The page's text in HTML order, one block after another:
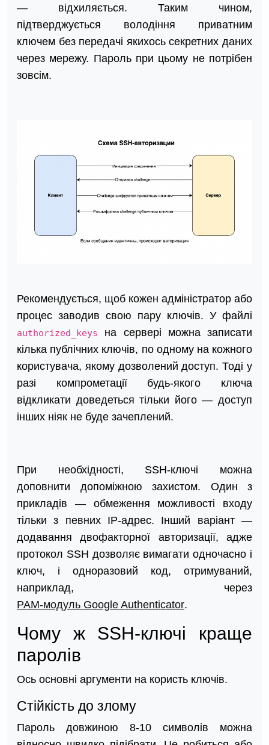
— відхиляється. Таким чином,
підтверджується володіння приватним
ключем без передачі якихось секретних даних
через мережу. Пароль при цьому не потрібен
зовсім.
Рекомендується, щоб кожен адміністратор або
процес заводив свою пару ключів. У файлі
authorized_keys
на сервері можна записати
кілька публічних ключів, по одному на кожного
користувача, якому дозволений доступ. Тоді у
разі компрометації будь-якого ключа
відкликати доведеться тільки його — доступ
інших ніяк не буде зачеплений.
При необхідності, SSH-ключі можна
доповнити допоміжною захистом. Один з
прикладів — обмеження можливості входу
тільки з певних IP-адрес. Інший варіант —
додавання двофакторної авторизації, адже
протокол SSH дозволяє вимагати одночасно і
ключ, і одноразовий код, отримуваний,
наприклад, через
PAM-модуль Google Authenticator.
Чому ж SSH-ключі краще
паролів
Ось основні аргументи на користь ключів.
Стійкість до злому
Пароль довжиною 8-10 символів можна